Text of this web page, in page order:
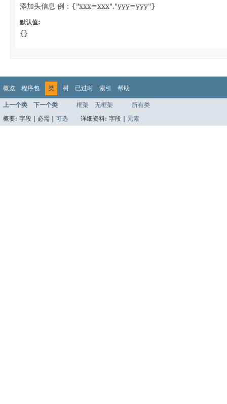
添加头信息 例：{"xxx=xxx","yyy=yyy"}
默认值:
{}
概览 程序包 类 树 已过时 索引 帮助
上一个类 下一个类 框架 无框架
所有类
概要: 字段 | 必需 | 可选 详细资料: 字段 | 元素